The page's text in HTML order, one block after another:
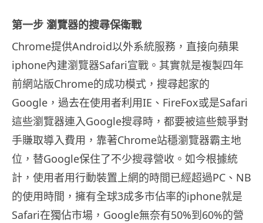
第一步 瀏覽器的搜尋保衛戰
Chrome提供Android以外系統服務，直接向蘋果
iphone內建瀏覽器Safari宣戰。其實就是複製四年
前網站版Chrome的成功模式，搜尋起家的
Google，過去在使用者利用IE、FireFox或是Safari
這些瀏覽器連入Google搜尋時，都要被這些競爭對
手賺取導入費用，靠著Chrome站穩瀏覽器霸主地
位，替Google保住了不少搜尋營收。如今根據統
計，使用者用行動裝置上網的時間已經超過PC、NB
的使用時間，擁有全球3成多市佔率的iphone就是
Safari在獨佔市場，Google無奈有50%到60%的營